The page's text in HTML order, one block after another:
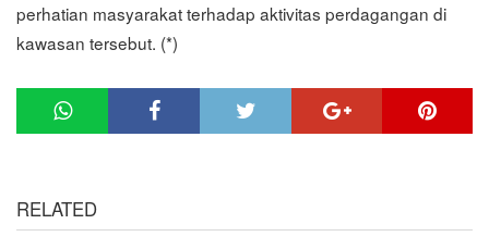
perhatian masyarakat terhadap aktivitas perdagangan di
kawasan tersebut. (*)
RELATED